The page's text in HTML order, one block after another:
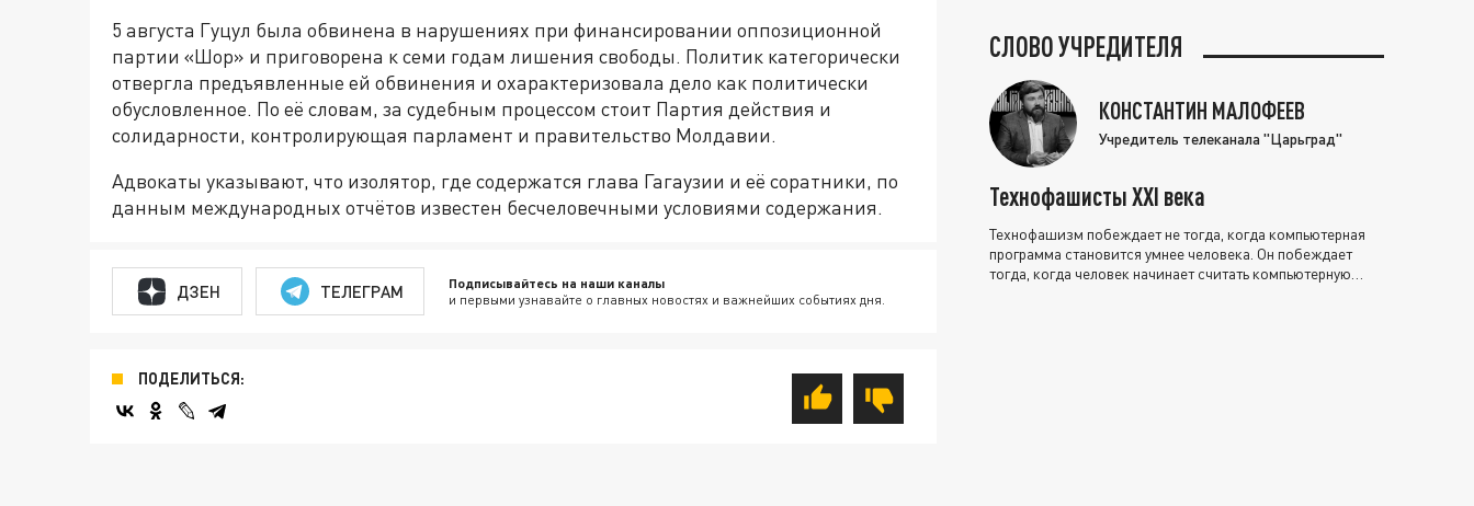
5 августа Гуцул была обвинена в нарушениях при финансировании оппозиционной
партии «Шор» и приговорена к семи годам лишения свободы. Политик категорически
отвергла предъявленные ей обвинения и охарактеризовала дело как политически
обусловленное. По её словам, за судебным процессом стоит Партия действия и
солидарности, контролирующая парламент и правительство Молдавии.
Адвокаты указывают, что изолятор, где содержатся глава Гагаузии и её соратники, по
данным международных отчётов известен бесчеловечными условиями содержания.
ДЗЕН ТЕЛЕГРАМ Подписывайтесь на наши каналы
и первыми узнавайте о главных новостях и важнейших событиях дня.
ПОДЕЛИТЬСЯ:
СЛОВО УЧРЕДИТЕЛЯ
КОНСТАНТИН МАЛОФЕЕВ
Учредитель телеканала "Царьград"
Технофашисты XXI века
Технофашизм побеждает не тогда, когда компьютерная
программа становится умнее человека. Он побеждает
тогда, когда человек начинает считать компьютерную